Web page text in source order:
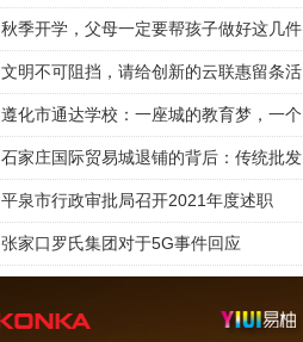
秋季开学，父母一定要帮孩子做好这几件
文明不可阻挡，请给创新的云联惠留条活
遵化市通达学校：一座城的教育梦，一个
石家庄国际贸易城退铺的背后：传统批发
平泉市行政审批局召开2021年度述职
张家口罗氏集团对于5G事件回应